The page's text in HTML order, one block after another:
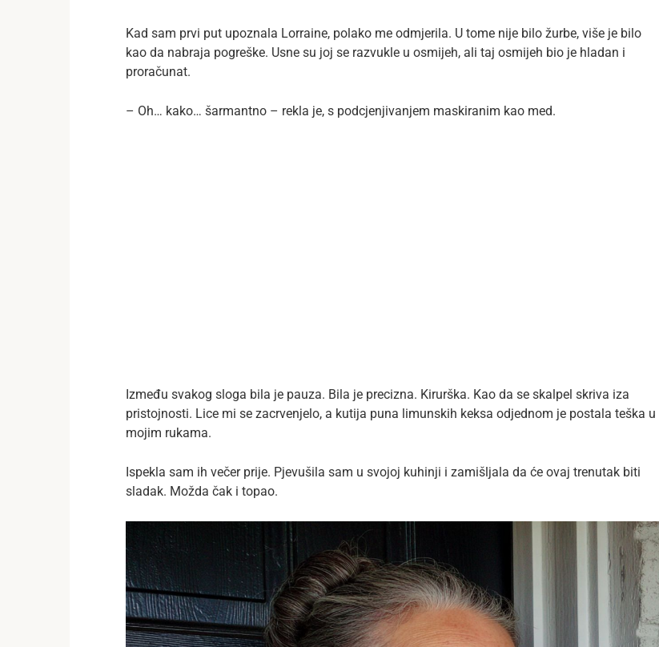
Kad sam prvi put upoznala Lorraine, polako me odmjerila. U tome nije bilo žurbe, više je bilo
kao da nabraja pogreške. Usne su joj se razvukle u osmijeh, ali taj osmijeh bio je hladan i
proračunat.
– Oh… kako… šarmantno – rekla je, s podcjenjivanjem maskiranim kao med.
Između svakog sloga bila je pauza. Bila je precizna. Kirurška. Kao da se skalpel skriva iza
pristojnosti. Lice mi se zacrvenjelo, a kutija puna limunskih keksa odjednom je postala teška u
mojim rukama.
Ispekla sam ih večer prije. Pjevušila sam u svojoj kuhinji i zamišljala da će ovaj trenutak biti
sladak. Možda čak i topao.